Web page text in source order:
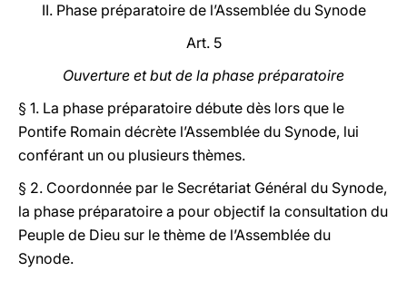
II. Phase préparatoire de l’Assemblée du Synode
Art. 5
Ouverture et but de la phase préparatoire
§ 1. La phase préparatoire débute dès lors que le
Pontife Romain décrète l’Assemblée du Synode, lui
conférant un ou plusieurs thèmes.
§ 2. Coordonnée par le Secrétariat Général du Synode,
la phase préparatoire a pour objectif la consultation du
Peuple de Dieu sur le thème de l’Assemblée du
Synode.